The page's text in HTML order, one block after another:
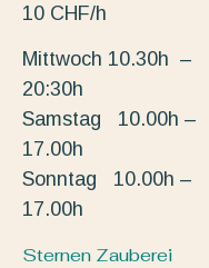
10 CHF/h
Mittwoch 10.30h –
20:30h
Samstag 10.00h –
17.00h
Sonntag 10.00h –
17.00h
Sternen Zauberei